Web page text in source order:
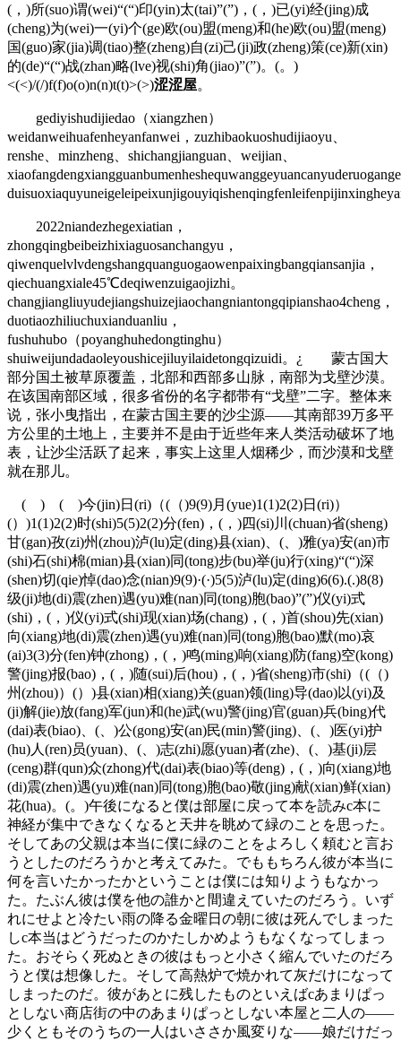
(，)所(suo)谓(wei)“(“)印(yin)太(tai)”(”)，(，)已(yi)经(jing)成
(cheng)为(wei)一(yi)个(ge)欧(ou)盟(meng)和(he)欧(ou)盟(meng)
国(guo)家(jia)调(tiao)整(zheng)自(zi)己(ji)政(zheng)策(ce)新(xin)
的(de)“(“)战(zhan)略(lve)视(shi)角(jiao)”(”)。(。)
<(<)/(/)f(f)o(o)n(n)t(t)>(>)涩涩屋。
gediyishudijiedao（xiangzhen）
weidanweihuafenheyanfanwei，zuzhibaokuoshudijiaoyu、
renshe、minzheng、shichangjianguan、weijian、
2022niandezhegexiatian，
zhongqingbeibeizhixiaguosanchangyu，
qiwenquelvlvdengshangquanguogaowenpaixingbangqiansanjia，
qiechuangxiale45℃deqiwenzuigaojizhi。
changjiangliuyudejiangshuizejiaochangniantongqipianshao4cheng，
duotiaozhiliuchuxianduanliu，
fushuhubo（poyanghuhedongtinghu）
shuiweijundadaoleyoushicejiluyilaidetongqizuidi。¿ 蒙古国大
部分国土被草原覆盖，北部和西部多山脉，南部为戈壁沙漠。
在该国南部区域，很多省份的名字都带有“戈壁”二字。整体来
说，张小曳指出，在蒙古国主要的沙尘源——其南部39万多平
方公里的土地上，主要并不是由于近些年来人类活动破坏了地
表，让沙尘活跃了起来，事实上这里人烟稀少，而沙漠和戈壁
就在那儿。
( ) ( )今(jin)日(ri)（(（)9(9)月(yue)1(1)2(2)日(ri)）
(）)1(1)2(2)时(shi)5(5)2(2)分(fen)，(，)四(si)川(chuan)省(sheng)
甘(gan)孜(zi)州(zhou)泸(lu)定(ding)县(xian)、(、)雅(ya)安(an)市
(shi)石(shi)棉(mian)县(xian)同(tong)步(bu)举(ju)行(xing)“(“)深
(shen)切(qie)悼(dao)念(nian)9(9)·(·)5(5)泸(lu)定(ding)6(6).(.)8(8)
级(ji)地(di)震(zhen)遇(yu)难(nan)同(tong)胞(bao)”(”)仪(yi)式
(shi)，(，)仪(yi)式(shi)现(xian)场(chang)，(，)首(shou)先(xian)
向(xiang)地(di)震(zhen)遇(yu)难(nan)同(tong)胞(bao)默(mo)哀
(ai)3(3)分(fen)钟(zhong)，(，)鸣(ming)响(xiang)防(fang)空(kong)
警(jing)报(bao)，(，)随(sui)后(hou)，(，)省(sheng)市(shi)（(（)
州(zhou)）(）)县(xian)相(xiang)关(guan)领(ling)导(dao)以(yi)及
(ji)解(jie)放(fang)军(jun)和(he)武(wu)警(jing)官(guan)兵(bing)代
(dai)表(biao)、(、)公(gong)安(an)民(min)警(jing)、(、)医(yi)护
(hu)人(ren)员(yuan)、(、)志(zhi)愿(yuan)者(zhe)、(、)基(ji)层
(ceng)群(qun)众(zhong)代(dai)表(biao)等(deng)，(，)向(xiang)地
(di)震(zhen)遇(yu)难(nan)同(tong)胞(bao)敬(jing)献(xian)鲜(xian)
花(hua)。(。)午後になると僕は部屋に戻って本を読みc本に
神経が集中できなくなると天井を眺めて緑のことを思った。
そしてあの父親は本当に僕に緑のことをよろしく頼むと言お
うとしたのだろうかと考えてみた。でももちろん彼が本当に
何を言いたかったかということは僕には知りようもなかっ
た。たぶん彼は僕を他の誰かと間違えていたのだろう。いず
れにせよと冷たい雨の降る金曜日の朝に彼は死んでしまった
しc本当はどうだったのかたしかめようもなくなってしまっ
た。おそらく死ぬときの彼はもっと小さく縮んでいたのだろ
うと僕は想像した。そして高熱炉で焼かれて灰だけになって
しまったのだ。彼があとに残したものといえばcあまりぱっ
としない商店街の中のあまりぱっとしない本屋と二人の――
少くともそのうちの一人はいささか風変りな――娘だけだっ